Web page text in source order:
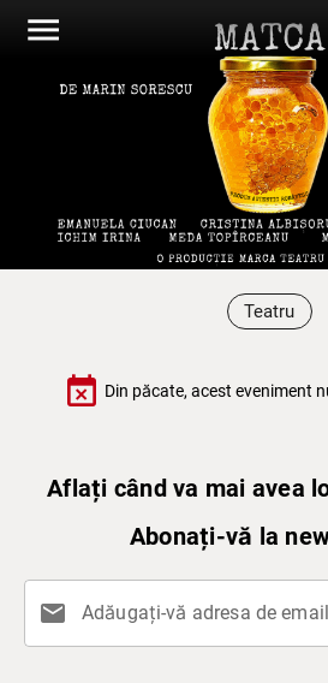
menu
Teatru
event_busy Din păcate, acest eveniment
Aflați când va mai avea
Abonați-vă la
mail Adăugați-vă adresa de